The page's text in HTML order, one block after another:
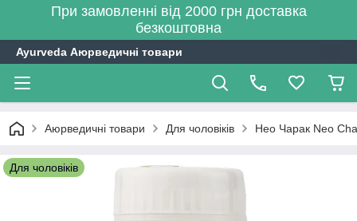
При замовленні від 2000 грн доставка
безкоштовна
Ayurveda Аюрведичні товари
Аюрведичні товари Для чоловіків Нео Чарак Neo
Для чоловіків